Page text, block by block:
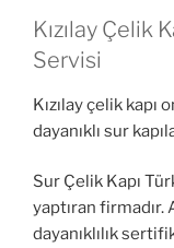
Kızılay Çelik
Servisi
Kızılay çelik kapı
dayanıklı sur
Sur Çelik Kapı
yaptıran firmadır.
dayanıklılık